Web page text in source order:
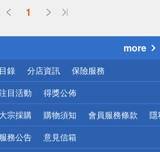
1
送
送
請小心！
more
錄 分店資訊 保險服務
目活動 得獎公佈
大宗採購 購物須知 會員服務條款 隱
服務公告 意見信箱